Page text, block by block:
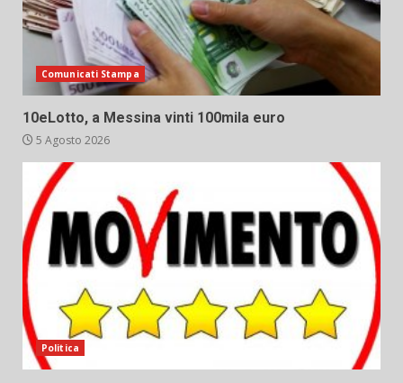
Comunicati Stampa
10eLotto, a Messina vinti 100mila euro
5 Agosto 2026
Politica